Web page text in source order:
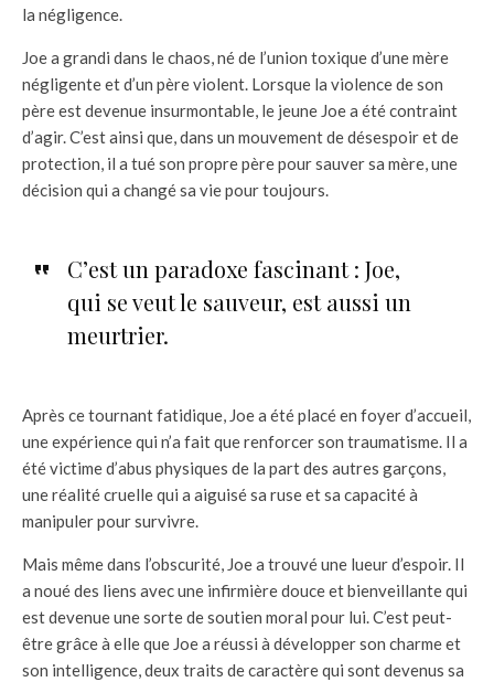
la négligence.
Joe a grandi dans le chaos, né de l’union toxique d’une mère
négligente et d’un père violent. Lorsque la violence de son
père est devenue insurmontable, le jeune Joe a été contraint
d’agir. C’est ainsi que, dans un mouvement de désespoir et de
protection, il a tué son propre père pour sauver sa mère, une
décision qui a changé sa vie pour toujours.
C’est un paradoxe fascinant : Joe,
qui se veut le sauveur, est aussi un
meurtrier.
Après ce tournant fatidique, Joe a été placé en foyer d’accueil,
une expérience qui n’a fait que renforcer son traumatisme. Il a
été victime d’abus physiques de la part des autres garçons,
une réalité cruelle qui a aiguisé sa ruse et sa capacité à
manipuler pour survivre.
Mais même dans l’obscurité, Joe a trouvé une lueur d’espoir. Il
a noué des liens avec une infirmière douce et bienveillante qui
est devenue une sorte de soutien moral pour lui. C’est peut-
être grâce à elle que Joe a réussi à développer son charme et
son intelligence, deux traits de caractère qui sont devenus sa